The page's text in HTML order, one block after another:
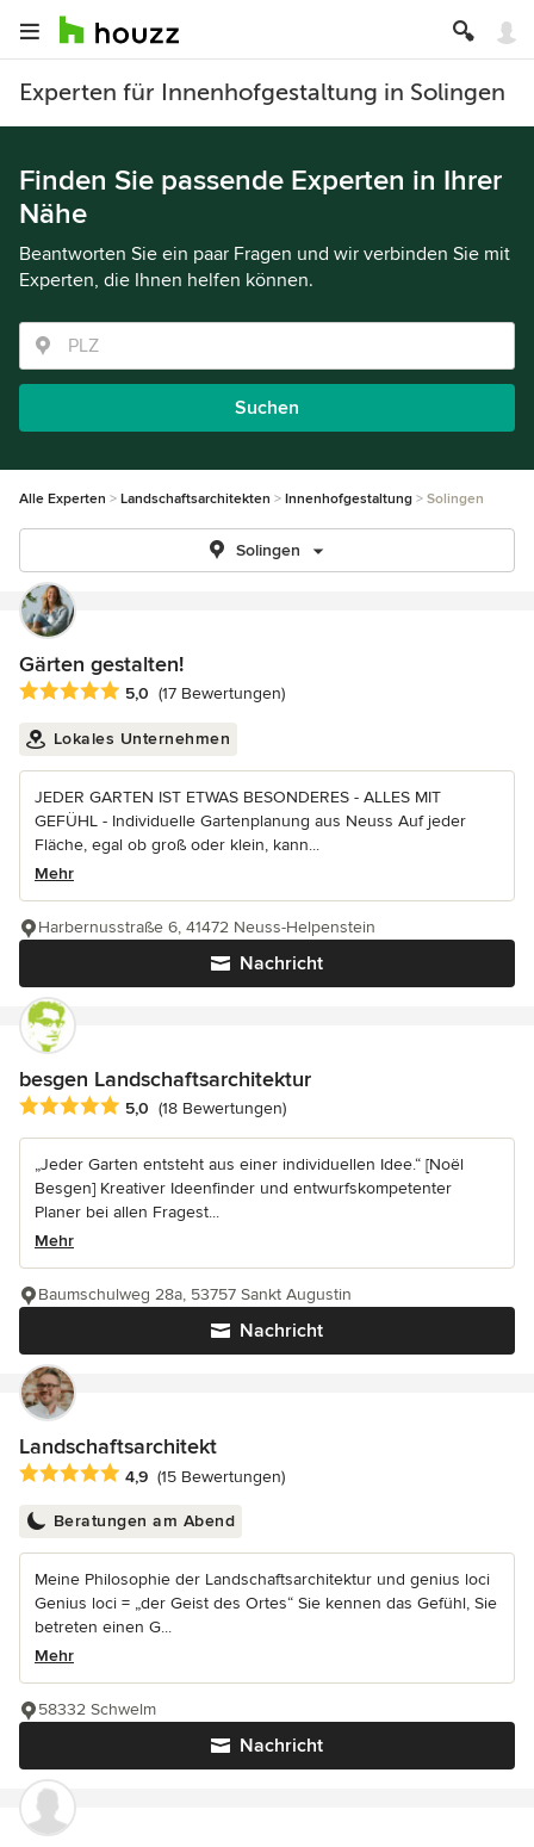
Experten für Innenhofgestaltung in Solingen
Finden Sie passende Experten in Ihrer
Nähe
Beantworten Sie ein paar Fragen und wir verbinden Sie mit
Experten, die Ihnen helfen können.
Suchen
Alle Experten Landschaftsarchitekten Innenhofgestaltung Solingen
Solingen
Gärten gestalten!
Durchschnittliche Bewertung: 5 von 5 Sternen
5,0 (17 Bewertungen)
Lokales Unternehmen
JEDER GARTEN IST ETWAS BESONDERES - ALLES MIT
GEFÜHL - Individuelle Gartenplanung aus Neuss Auf jeder
Fläche, egal ob groß oder klein, kann...
Mehr
Nachricht
Harbernusstraße 6, 41472 Neuss-Helpenstein
besgen Landschaftsarchitektur
Durchschnittliche Bewertung: 5 von 5 Sternen
5,0 (18 Bewertungen)
„Jeder Garten entsteht aus einer individuellen Idee.“ [Noël
Besgen] Kreativer Ideenfinder und entwurfskompetenter
Planer bei allen Fragest...
Mehr
Nachricht
Baumschulweg 28a, 53757 Sankt Augustin
Landschaftsarchitekt
Durchschnittliche Bewertung: 4.9 von 5 Sternen
4,9 (15 Bewertungen)
Beratungen am Abend
Meine Philosophie der Landschaftsarchitektur und genius loci
Genius loci = „der Geist des Ortes“ Sie kennen das Gefühl, Sie
betreten einen G...
Mehr
Nachricht
58332 Schwelm